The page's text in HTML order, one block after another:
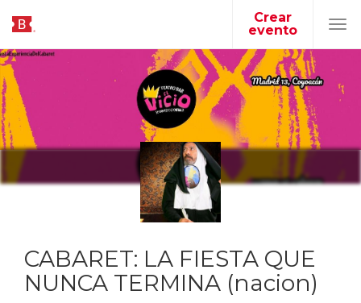
Crear
evento
CABARET: LA FIESTA QUE
NUNCA TERMINA (nacion)